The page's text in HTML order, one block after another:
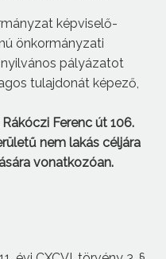
képviselő-
önkormányzati
pályázatot
tulajdonát képező,
Ferencút 106.
nem lakás céljára
vonatkozóan.